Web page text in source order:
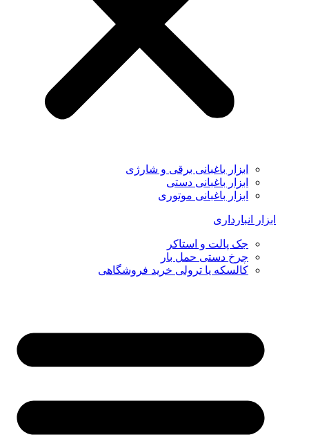
ابزار باغبانی برقی و شارژی
ابزار باغبانی دستی
ابزار باغبانی موتوری
ابزار انبارداری
جک پالت و استاکر
چرخ دستی حمل بار
کالسکه یا ترولی خرید فروشگاهی